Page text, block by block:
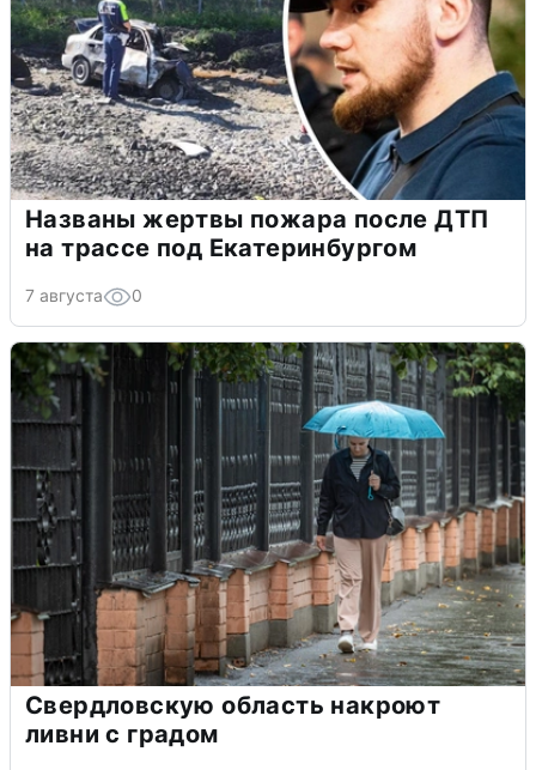
Названы жертвы пожара после ДТП
на трассе под Екатеринбургом
7 августа 0
Свердловскую область накроют
ливни с градом